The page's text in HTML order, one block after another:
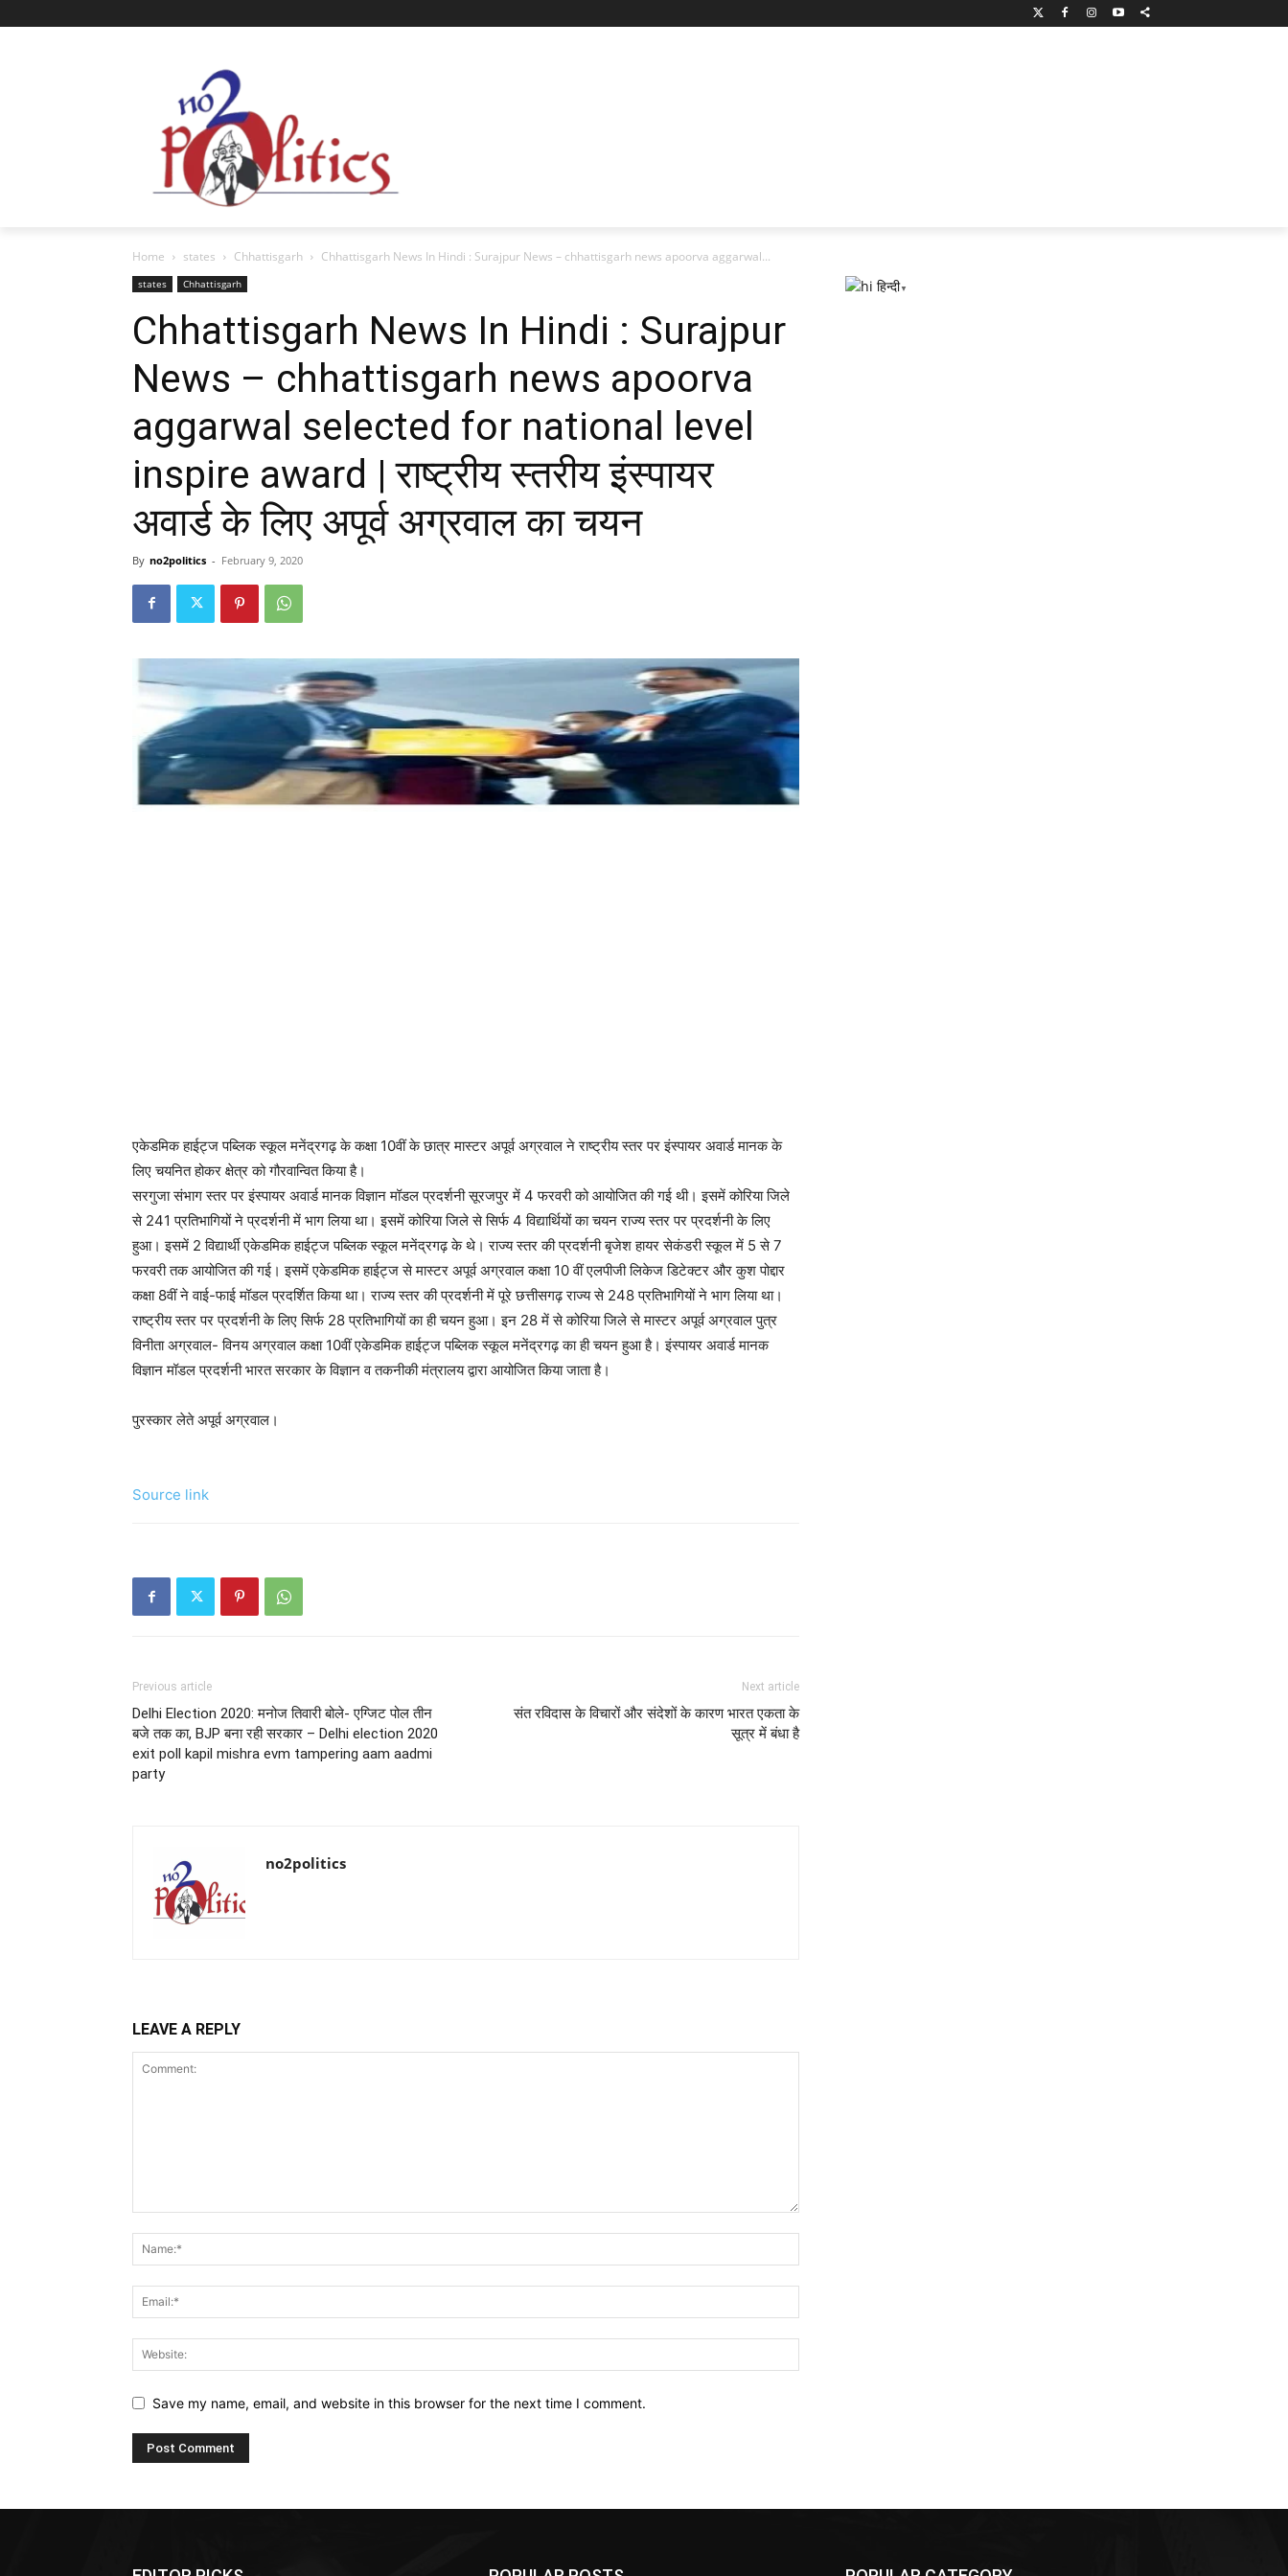
Home states Chhattisgarh Chhattisgarh News In Hindi : Surajpur News – chhattisgarh news apoorva aggarwal...
states Chhattisgarh
Chhattisgarh News In Hindi : Surajpur
News – chhattisgarh news apoorva
aggarwal selected for national level
inspire award | राष्ट्रीय स्तरीय इंस्पायर
अवार्ड के लिए अपूर्व अग्रवाल का चयन
By no2politics - February 9, 2020
एकेडमिक हाईट्ज पब्लिक स्कूल मनेंद्रगढ़ के कक्षा 10वीं के छात्र मास्टर अपूर्व अग्रवाल ने राष्ट्रीय स्तर पर इंस्पायर अवार्ड मानक के
लिए चयनित होकर क्षेत्र को गौरवान्वित किया है।
सरगुजा संभाग स्तर पर इंस्पायर अवार्ड मानक विज्ञान मॉडल प्रदर्शनी सूरजपुर में 4 फरवरी को आयोजित की गई थी। इसमें कोरिया जिले
से 241 प्रतिभागियों ने प्रदर्शनी में भाग लिया था। इसमें कोरिया जिले से सिर्फ 4 विद्यार्थियों का चयन राज्य स्तर पर प्रदर्शनी के लिए
हुआ। इसमें 2 विद्यार्थी एकेडमिक हाईट्ज पब्लिक स्कूल मनेंद्रगढ़ के थे। राज्य स्तर की प्रदर्शनी बृजेश हायर सेकंडरी स्कूल में 5 से 7
फरवरी तक आयोजित की गई। इसमें एकेडमिक हाईट्ज से मास्टर अपूर्व अग्रवाल कक्षा 10 वीं एलपीजी लिकेज डिटेक्टर और कुश पोद्दार
कक्षा 8वीं ने वाई-फाई मॉडल प्रदर्शित किया था। राज्य स्तर की प्रदर्शनी में पूरे छत्तीसगढ़ राज्य से 248 प्रतिभागियों ने भाग लिया था।
राष्ट्रीय स्तर पर प्रदर्शनी के लिए सिर्फ 28 प्रतिभागियों का ही चयन हुआ। इन 28 में से कोरिया जिले से मास्टर अपूर्व अग्रवाल पुत्र
विनीता अग्रवाल- विनय अग्रवाल कक्षा 10वीं एकेडमिक हाईट्ज पब्लिक स्कूल मनेंद्रगढ़ का ही चयन हुआ है। इंस्पायर अवार्ड मानक
विज्ञान मॉडल प्रदर्शनी भारत सरकार के विज्ञान व तकनीकी मंत्रालय द्वारा आयोजित किया जाता है।
पुरस्कार लेते अपूर्व अग्रवाल।
Source link
Previous article
Delhi Election 2020: मनोज तिवारी बोले- एग्जिट पोल तीन
बजे तक का, BJP बना रही सरकार – Delhi election 2020
exit poll kapil mishra evm tampering aam aadmi
party
Next article
संत रविदास के विचारों और संदेशों के कारण भारत एकता के
सूत्र में बंधा है
no2politics
LEAVE A REPLY
Save my name, email, and website in this browser for the next time I comment.
हिन्दी▼